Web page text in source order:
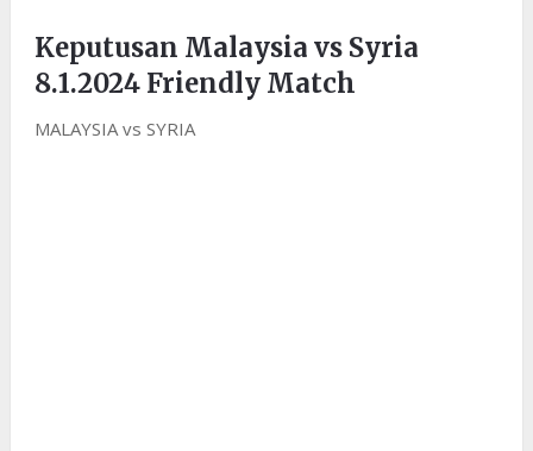
Keputusan Malaysia vs Syria
8.1.2024 Friendly Match
MALAYSIA vs SYRIA